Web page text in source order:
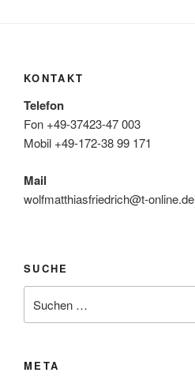
KONTAKT
Telefon
Fon +49-37423-47 003
Mobil +49-172-38 99 171
Mail
wolfmatthiasfriedrich@t-online.de
SUCHE
nach:
META